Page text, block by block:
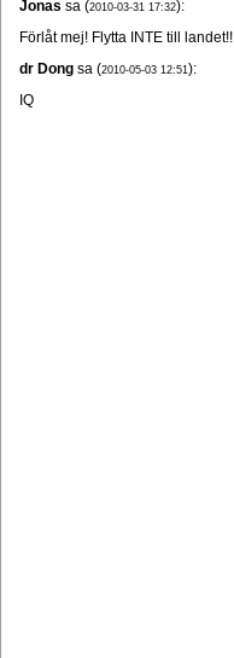
Jonas sa (2010-03-31 17:32):
Förlåt mej! Flytta INTE till landet!!
dr Dong sa (2010-05-03 12:51):
IQ